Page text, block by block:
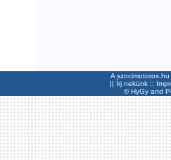
A
|| Írj nekünk ::
©HyGyand